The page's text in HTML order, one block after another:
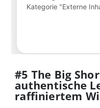
#5 The Big
authentische
raffiniertem